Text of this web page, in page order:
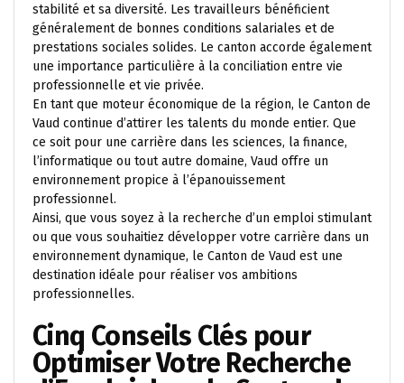
stabilité et sa diversité. Les travailleurs bénéficient
généralement de bonnes conditions salariales et de
prestations sociales solides. Le canton accorde également
une importance particulière à la conciliation entre vie
professionnelle et vie privée.
En tant que moteur économique de la région, le Canton de
Vaud continue d’attirer les talents du monde entier. Que
ce soit pour une carrière dans les sciences, la finance,
l’informatique ou tout autre domaine, Vaud offre un
environnement propice à l’épanouissement
professionnel.
Ainsi, que vous soyez à la recherche d’un emploi stimulant
ou que vous souhaitiez développer votre carrière dans un
environnement dynamique, le Canton de Vaud est une
destination idéale pour réaliser vos ambitions
professionnelles.
Cinq Conseils Clés pour
Optimiser Votre Recherche